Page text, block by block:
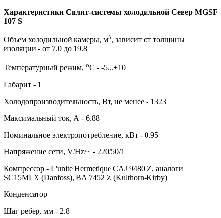
Характеристики Сплит-системы холодильной Север MGSF
107 S
Объем холодильной камеры, м3, зависит от толщины
изоляции - от 7.0 до 19.8
Температурный режим, оС - -5...+10
Габарит - 1
Холодопроизводительность, Вт, не менее - 1323
Максимальный ток, А - 6.88
Номинальное электропотребление, кВт - 0.95
Напряжение сети, V/Hz/~ - 220/50/1
Компрессор - L'unite Hermetique CAJ 9480 Z, аналоги
SC15MLX (Danfoss), BA 7452 Z (Kulthorn-Kirby)
Конденсатор
Шаг ребер, мм - 2.8